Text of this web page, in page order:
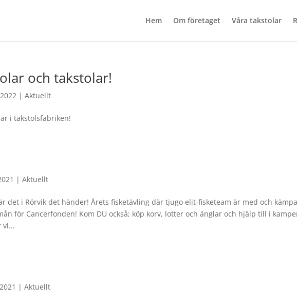
Hem Om företaget Våra takstolar
och takstolar!
|Aktuellt
i takstolsfabriken!
|Aktuellt
det i Rörvik det händer! Årets fisketävling där tjugo elit-fisketeam är med och
för Cancerfonden! Kom DU också; köp korv, lotter och änglar och hjälp till i
vi...
|Aktuellt